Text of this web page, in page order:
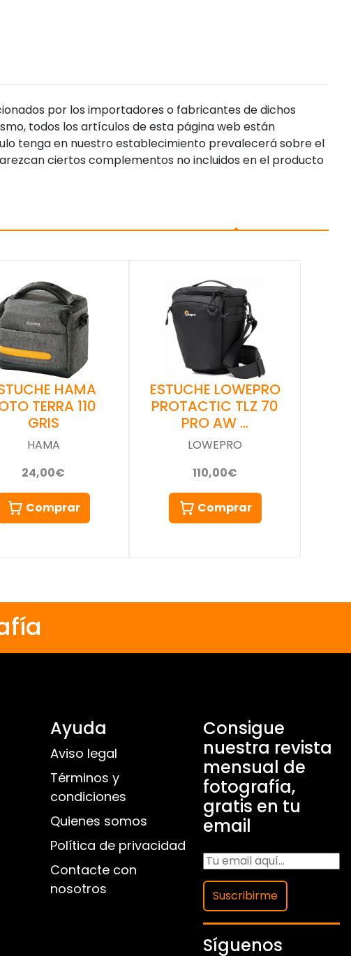
por los importadores o fabricantes de dichos
todos los artículos de esta página web están
tenga en nuestro establecimiento prevalecerá sobre el
ciertos complementos no incluidos en el producto
HAMA
TERRA 110
GRIS
HAMA
24,00€
Comprar
ESTUCHE LOWEPRO
PROTACTIC TLZ 70
PRO AW …
LOWEPRO
110,00€
Comprar
Ayuda
Aviso legal
Términos y
condiciones
Quienes somos
Política de privacidad
Contacte con
nosotros
Consigue
nuestra revista
mensual de
fotografía,
gratis en tu
email
Suscribirme
Síguenos